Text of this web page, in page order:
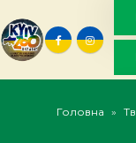
Головна »